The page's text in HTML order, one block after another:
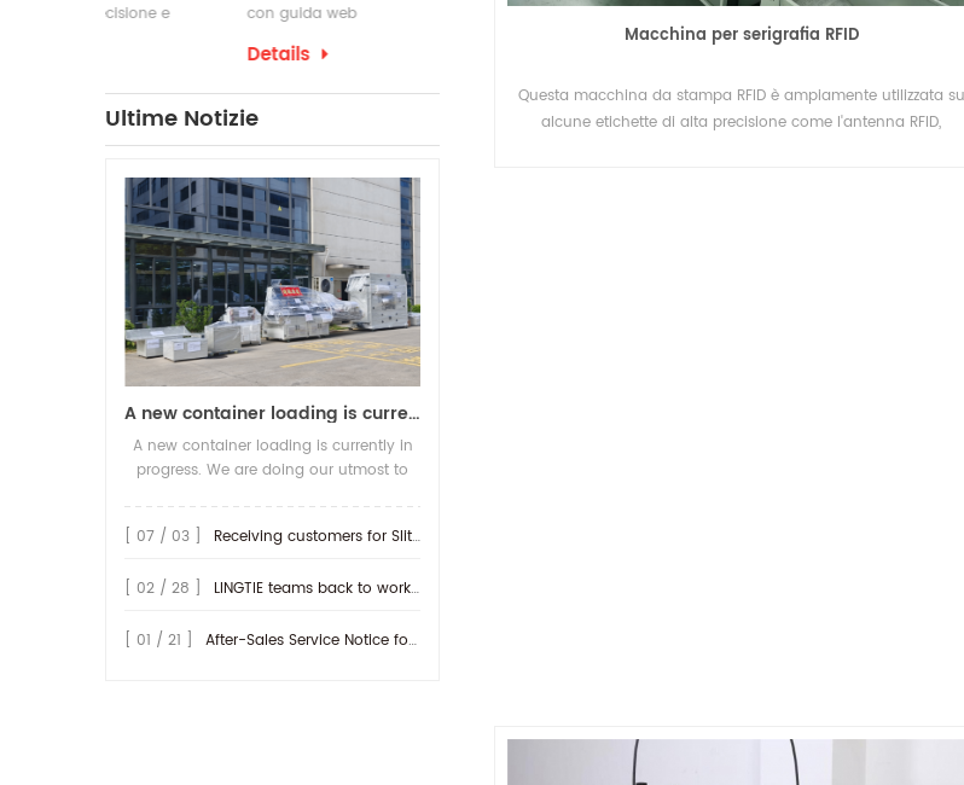
con guida web
comunemente utilizzate nei settori che
richiedono processi di etichettatura e
che spesso richiedono macchine ribobinatrici
roll comprende
alimentatore, una
essiccatore ad aria
l'essiccatore IR sono
Details
Ultime Notizie
A new container loading is currently in progress.
A new container loading is currently in
progress. We are doing our utmost to
earliest possible time.
[ 07 / 03 ] Receiving customers for Slitting machine with differential Slip Shaft
[ 02 / 28 ] LINGTIE teams back to work at Feb.25th.
[ 01 / 21 ] After-Sales Service Notice for Turkey Region
Macchina per serigrafia RFID
Questa macchina da stampa RFID è ampiamente utilizzata su
alcune etichette di alta precisione come l'antenna RFID,